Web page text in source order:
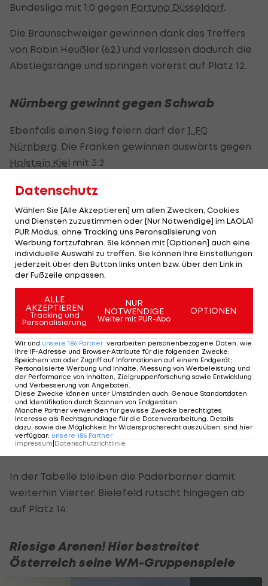
Bundesliga mit 1:0 gegen Fortuna Düsseldorf.
Die Braunschweiger gewinnen dank des Treffers
von Robin Heußler (62.) und verlassen dadurch die
Abstiegsränge und springen vorerst auf Platz 12.
Nürnberg gewinnt gegen Schwab
Ebenfalls einen Sieg feiern darf der 1. FC
Nürnberg . Die Franken gewinnen auswärts gegen
Holstein Kiel mit 3:2.
Die Tore für die Nürnberger erzielen Julian
Justvan (14., 22.) und Mohamed Ali Zoma (72.). Auf
Seiten der Kieler treffen Adrian Kapralik (29.) und
Kasper Davidsen (45+8.).
ÖFB-Legionär Stefan Schwab wurde in der 77.
Minute eingewechselt.
Paderborn spielt nur Remis
Einen Rückschlag im Aufstiegskampf gibt es für
den SC Paderborn. Die Ostwestfalen spielen im
Duell gegenArminia Bielefeldnur 2:2.
Dabei geht Bielefeld durch Joel Grodowski (24.) in
Führung. Ein Doppelpack von Stefano Marino (54.,
62.) sorgt dann für die Wende, doch Mael Corboz
gleicht in der 90. Minute per Elfmeter wieder aus.
In der Tabelle bleiben die Paderborner damit
weiterhin Vierter. Bielefeld rutscht hingegen ab
auf Platz 14.
Riesige Arenen! Hier bestreitet
Österreich seine WM-Gruppenspiele
Datenschutz
Wählen Sie [Alle Akzeptieren] um allen Zwecken, Cookies
und Diensten zuzustimmen oder [Nur Notwendige] im LAOLA1
PUR Modus, ohne Tracking uns Peronsalisierung von
Werbung fortzufahren. Sie können mit [Optionen] auch eine
individuelle Auswahl zu treffen. Sie können Ihre Einstellungen
jederzeit über den Button links unten bzw. über den Link in
der Fußzeile anpassen.
ALLE
AKZEPTIEREN
Tracking und
Personalisierung
NUR
NOTWENDIGE
Weiter mit PUR-Abo
OPTIONEN
Wir und unsere 186 Partner verarbeiten personenbezogene Daten, wie
Ihre IP-Adresse und Browser-Attribute für die folgenden Zwecke:
Speichern von oder Zugriff auf Informationen auf einem Endgerät;
Personalisierte Werbung und Inhalte, Messung von Werbeleistung und
der Performance von Inhalten, Zielgruppenforschung sowie Entwicklung
und Verbesserung von Angeboten
Diese Zwecke können unter Umständen auch: Genaue Standortdaten
und Identifikation durch Scannen von Endgeräten
Manche Partner verwenden für gewisse Zwecke berechtigtes
Interesse als Rechtsgrundlage für die Datenverarbeitung. Details
dazu, sowie die Möglichkeit Ihr Widerspruchsrecht auszuüben, sind hier
verfügbar: unsere 186 Partner
Impressum|Datenschutzrichtlinie